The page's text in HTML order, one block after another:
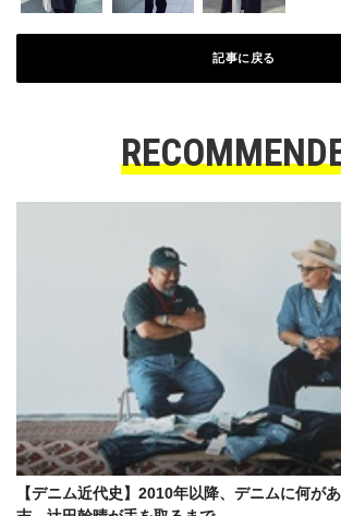
記事に戻る
【デニム近代史】2010年以降、デニムに何が